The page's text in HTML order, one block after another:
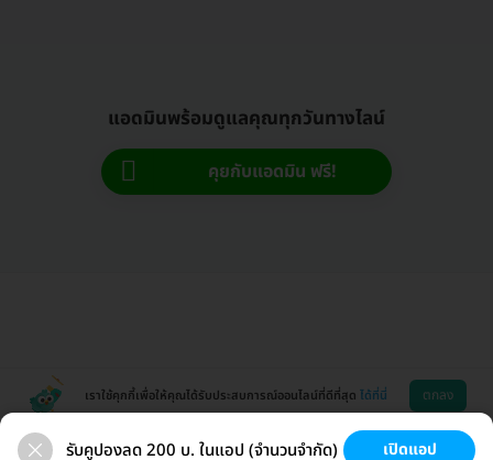
แอดมินพร้อมดูแลคุณทุกวันทางไลน์
คุยกับแอดมิน ฟรี!
เราใช้คุกกี้เพื่อให้คุณได้รับประสบการณ์ออนไลน์ที่ดีที่สุด ได้ที่นี่ ตกลง
รับคูปองลด 200 บ. ในแอป (จำนวนจำกัด) เปิดแอป